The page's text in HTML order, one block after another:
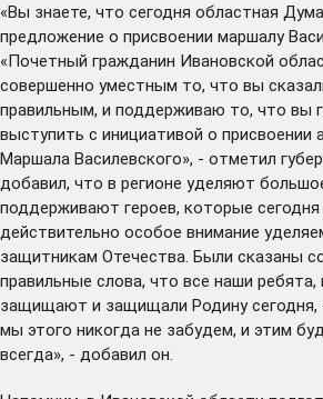
«Вы знаете, что сегодня областная Дума
предложение о присвоении маршалу
«Почетный гражданин Ивановской
совершенно уместным то, что вы
правильным, и поддерживаю то, что вы
выступить с инициативой о присвоении
Маршала Василевского», - отметил
добавил, что в регионе уделяют
поддерживают героев, которые
действительно особое внимание
защитникам Отечества. Были сказаны
правильные слова, что все наши
защищают и защищали Родину сегодня,
мы этого никогда не забудем, и этим
всегда», - добавил он.